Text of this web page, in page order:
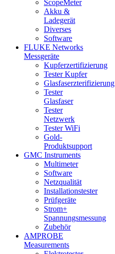
ScopeMeter
Akku &
Ladegerät
Diverses
Software
FLUKE Networks
Messgeräte
Kupferzertifizierung
Tester Kupfer
Glasfaserzterifizierung
Tester
Glasfaser
Tester
Netzwerk
Tester WiFi
Gold-
Produktsupport
GMC Instruments
Multimeter
Software
Netzqualität
Installationstester
Prüfgeräte
Strom+
Spannungsmessung
Zubehör
AMPROBE
Measurements